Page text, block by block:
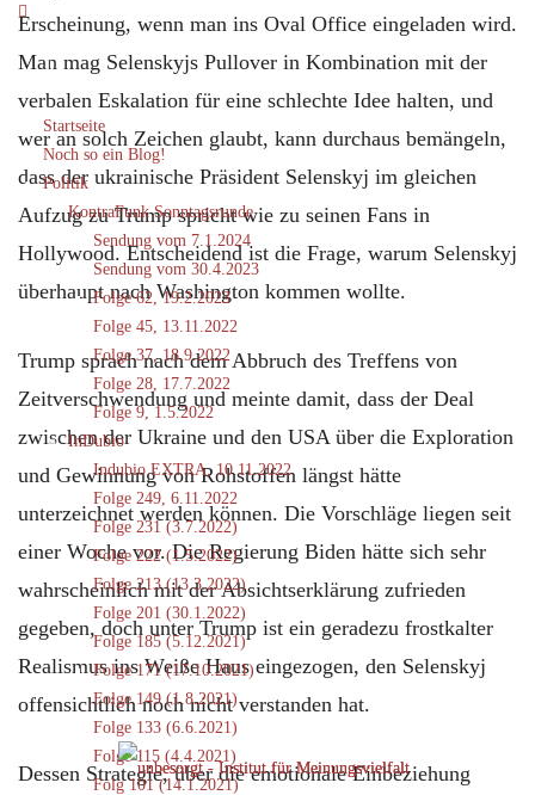
Startseite
Noch so ein Blog!
Politik
KontraFunk Sonntagsrunde
Sendung vom 7.1.2024
Sendung vom 30.4.2023
Folge 62, 19.2.2023
Folge 45, 13.11.2022
Folge 37, 18.9.2022
Folge 28, 17.7.2022
Folge 9, 1.5.2022
InDubio
Indubio EXTRA, 10.11.2022
Folge 249, 6.11.2022
Folge 231 (3.7.2022)
Folge 222 (1.5.2022)
Folge 213 (13.3.2022)
Folge 201 (30.1.2022)
Folge 185 (5.12.2021)
Folge 171 (17.10.2021)
Folge 149 (1.8.2021)
Folge 133 (6.6.2021)
Folge 115 (4.4.2021)
Folg 101 (14.1.2021)
Erscheinung, wenn man ins Oval Office eingeladen wird.
Man mag Selenskyjs Pullover in Kombination mit der
verbalen Eskalation für eine schlechte Idee halten, und
wer an solch Zeichen glaubt, kann durchaus bemängeln,
dass der ukrainische Präsident Selenskyj im gleichen
Aufzug zu Trump spricht wie zu seinen Fans in
Hollywood. Entscheidend ist die Frage, warum Selenskyj
überhaupt nach Washington kommen wollte.
Trump sprach nach dem Abbruch des Treffens von
Zeitverschwendung und meinte damit, dass der Deal
zwischen der Ukraine und den USA über die Exploration
und Gewinnung von Rohstoffen längst hätte
unterzeichnet werden können. Die Vorschläge liegen seit
einer Woche vor. Die Regierung Biden hätte sich sehr
wahrscheinlich mit der Absichtserklärung zufrieden
gegeben, doch unter Trump ist ein geradezu frostkalter
Realismus ins Weiße Haus eingezogen, den Selenskyj
offensichtlich noch nicht verstanden hat.
Dessen Strategie, über die emotionale Einbeziehung